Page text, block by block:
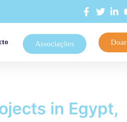
Associações Doar
in Egypt,